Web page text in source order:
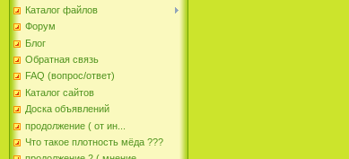
Каталог файлов
Форум
Блог
Обратная связь
FAQ (вопрос/ответ)
Каталог сайтов
Доска объявлений
продолжение ( от ин...
Что такое плотность мёда ???